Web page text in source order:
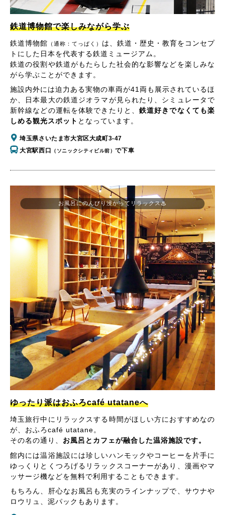
鉄道博物館で楽しみながら学ぶ
鉄道博物館 （通称：てっぱく） は、鉄道・歴史・教育をコンセプ
トにした日本を代表する鉄道ミュージアム。
鉄道の役割や鉄道がもたらした社会的な影響などを楽しみな
がら学ぶことができます。
施設内外には迫力ある実物の車両が41両も展示されているほ
か、日本最大の鉄道ジオラマが見られたり、シミュレータで
新幹線などの運転を体験できたりと、 鉄道好きでなくても楽
しめる観光スポット となっています。
埼玉県さいたま市大宮区大成町3-47
大宮駅西口
（ソニックシティビル前）で下車
ゆったり派はおふろcafé utataneへ
埼玉旅行中にリラックスする時間がほしい方におすすめなの
が、おふろcafé utatane。
その名の通り、 お風呂とカフェが融合した温浴施設です。
館内には温浴施設には珍しいハンモックやコーヒーを片手に
ゆっくりとくつろげるリラックスコーナーがあり、漫画やマ
ッサージ機などを無料で利用することもできます。
もちろん、肝心なお風呂も充実のラインナップで、サウナや
ロウリュ、泥パックもあります。
お風呂にのんびり浸かってリラックス♨